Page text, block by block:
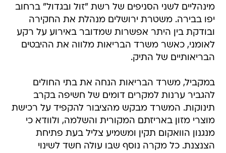
מינהליים לשני הסניפים של רשת "זול ובגדול" ברחוב
יפו בבירה. משטרת ירושלים מנהלת את החקירה
ובודקת בין היתר אפשרות שמדובר באירוע על רקע
לאומני, כאשר משרד הבריאות מלווה את ההיבטים
הבריאותיים של התיק.
במקביל, משרד הבריאות הנחה את בתי החולים
להגביר ערנות למקרים דומים של חשיפה בקרב
תינוקות. המשרד מבקש מהציבור להקפיד על רכישת
מוצרי מזון באריזתם המקורית והשלמה, ולוודא כי
מנגנון הוואקום תקין ומשמיע צליל בעת פתיחת
הצנצנת. כל מקרה נוסף שבו עולה חשד לשינוי